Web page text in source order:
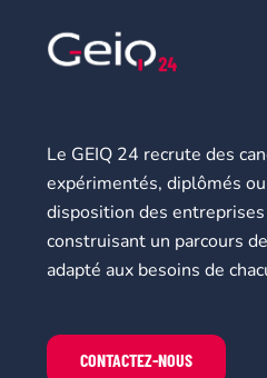
Le GEIQ 24 recrute des
expérimentés, diplômés
disposition des
construisant un parcours
adapté aux besoins de
CONTACTEZ-NOUS